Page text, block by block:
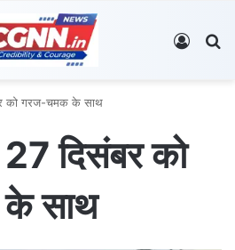
Log In
को गरज-चमक के साथ
दिसंबर को
साथ